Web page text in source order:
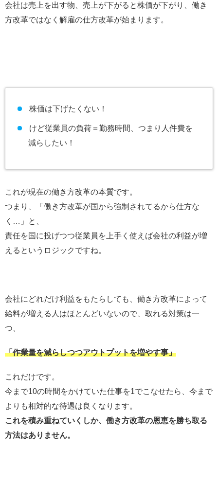
会社は売上を出す物、売上が下がると株価が下がり、 働き
方改革ではなく解雇の仕方改革が始まります。
株価は下げたくない！
けど従業員の負荷＝勤務時間、つまり人件費を
減らしたい！
これが現在の働き方改革の本質です。
つまり、「働き方改革が国から強制されてるから仕方な
く…」と、
責任を国に投げつつ従業員を上手く使えば会社の利益が増
えるというロジックですね。
会社にどれだけ利益をもたらしても、働き方改革によって
給料が増える人はほとんどいないので、取れる対策は一
つ、
「作業量を減らしつつアウトプットを増やす事」
これだけです。
今まで10の時間をかけていた仕事を1でこなせたら、今まで
よりも相対的な待遇は良くなります。
これを積み重ねていくしか、働き方改革の恩恵を勝ち取る
方法はありません。